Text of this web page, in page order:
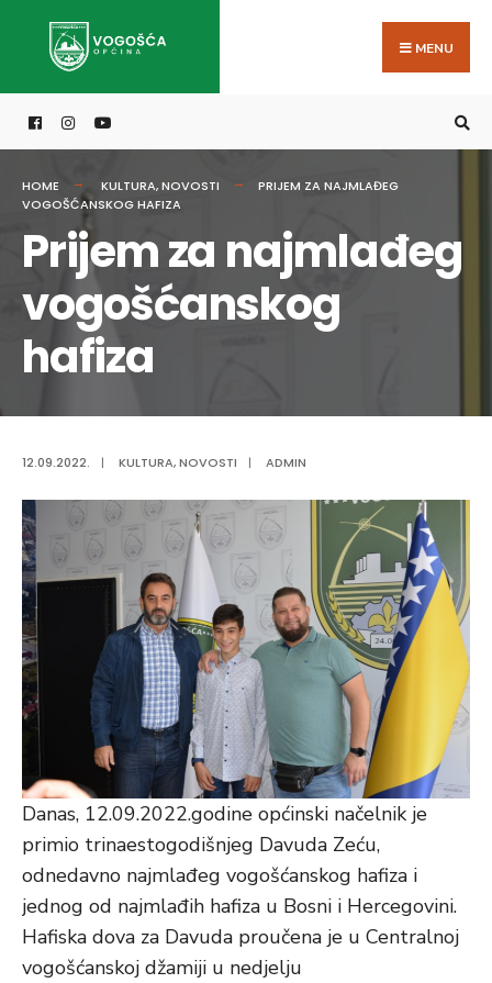
MENU
HOME KULTURA,NOVOSTI
PRIJEM ZA NAJMLAĐEG
VOGOŠĆANSKOG HAFIZA
Prijem za najmlađeg
vogošćanskog
hafiza
12.09.2022. | KULTURA,NOVOSTI | ADMIN
Danas, 12.09.2022.godine općinski načelnik je
primio trinaestogodišnjeg Davuda Zeću,
odnedavno najmlađeg vogošćanskog hafiza i
jednog od najmlađih hafiza u Bosni i Hercegovini.
Hafiska dova za Davuda proučena je u Centralnoj
vogošćanskoj džamiji u nedjelju
for: